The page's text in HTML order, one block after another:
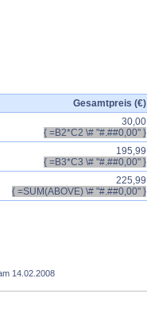
Gesamtpreis (€)
30,00
{ =B2*C2 \# "#.##0,00" }
195,99
{ =B3*C3 \# "#.##0,00" }
225,99
{ =SUM(ABOVE) \# "#.##0,00" }
14.02.2008